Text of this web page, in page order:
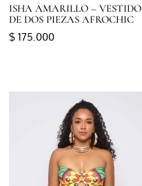
ISHA AMARILLO – VESTIDO
DE DOS PIEZAS AFROCHIC
$ 175.000